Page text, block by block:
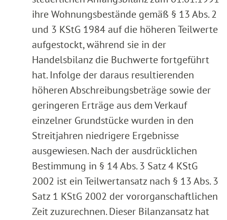
ihre Wohnungsbestände gemäß § 13 Abs. 2
und 3 KStG 1984 auf die höheren Teilwerte
aufgestockt, während sie in der
Handelsbilanz die Buchwerte fortgeführt
hat. Infolge der daraus resultierenden
höheren Abschreibungsbeträge sowie der
geringeren Erträge aus dem Verkauf
einzelner Grundstücke wurden in den
Streitjahren niedrigere Ergebnisse
ausgewiesen. Nach der ausdrücklichen
Bestimmung in § 14 Abs. 3 Satz 4 KStG
2002 ist ein Teilwertansatz nach § 13 Abs. 3
Satz 1 KStG 2002 der vororganschaftlichen
Zeit zuzurechnen. Dieser Bilanzansatz hat